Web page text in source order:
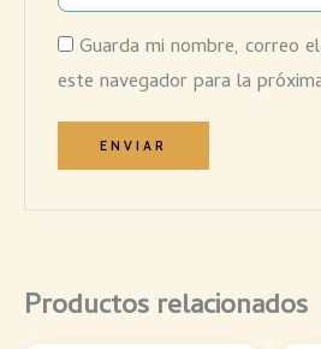
Guarda mi nombre, correo
este navegador para la
Productos relacionados